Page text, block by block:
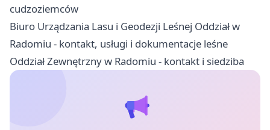
cudzoziemców
Biuro Urządzania Lasu i Geodezji Leśnej Oddział w
Radomiu - kontakt, usługi i dokumentacje leśne
Oddział Zewnętrzny w Radomiu - kontakt i siedziba